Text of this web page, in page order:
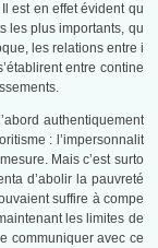
est en effet évident qu
les plus importants, qu
les relations entre i
entre contine
authentiquement
: l’impersonnalit
Mais c’est surto
d’abolir la pauvreté
suffire à compe
les limites de
communiquer avec ce